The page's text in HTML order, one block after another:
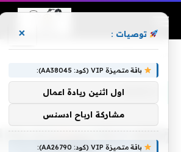
ليكونوا
توصيات : ×
باقة متميزة VIP (كود: AA38045):
اول اثنين ريادة اعمال
مشاركة ارباح ادسنس
باقة متميزة VIP (كود: AA26790):